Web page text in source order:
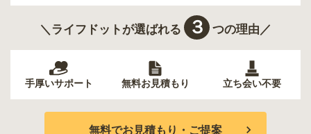
＼ライフドットが選ばれる ３ つの理由／
手厚いサポート 無料お見積もり 立ち会い不要
無料でお見積もり・ご提案